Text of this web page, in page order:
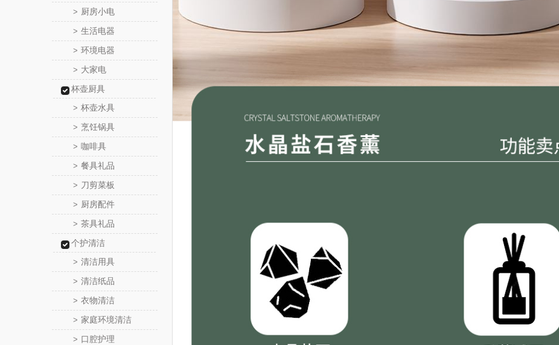
> 厨房小电
> 生活电器
> 环境电器
> 大家电
杯壶厨具
> 杯壶水具
> 烹饪锅具
> 咖啡具
> 餐具礼品
> 刀剪菜板
> 厨房配件
> 茶具礼品
个护清洁
> 清洁用具
> 清洁纸品
> 衣物清洁
> 家庭环境清洁
> 口腔护理